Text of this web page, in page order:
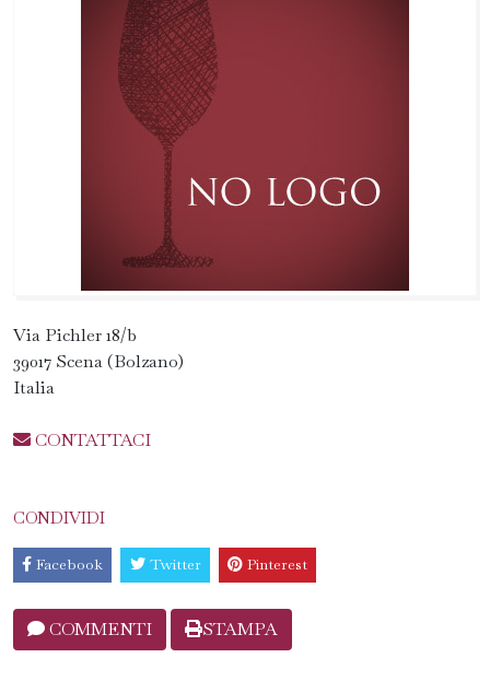
Via Pichler 18/b
39017 Scena (Bolzano)
Italia
CONTATTACI
CONDIVIDI
Facebook Twitter Pinterest
COMMENTI STAMPA